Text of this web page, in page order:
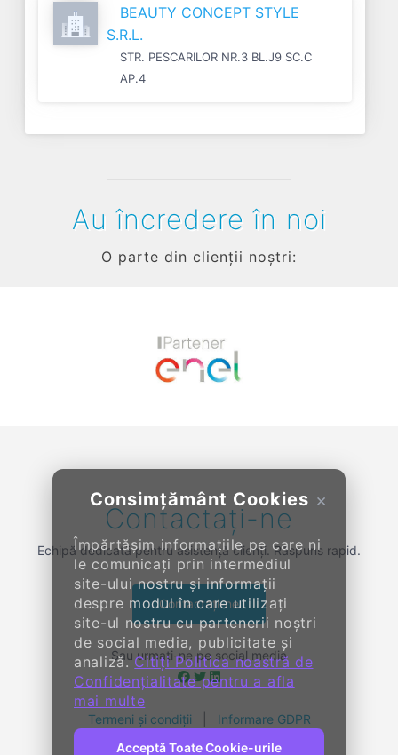
BEAUTY CONCEPT STYLE
S.R.L.
STR. PESCARILOR NR.3 BL.J9 SC.C
AP.4
×
Consimțământ Cookies
Împărtășim informațiile pe care ni
le comunicați prin intermediul
site-ului nostru și informații
despre modul în care utilizați
site-ul nostru cu partenerii noștri
de social media, publicitate și
analiză.Citiți Politica noastră de
Confidențialitate pentru a afla
mai multe
Acceptă Toate Cookie-urile
Au încredere în noi
O parte din clienții noștri:
Contactați-ne
Echipă dedicată pentru asistență clienți. Răspuns rapid.
Contactați-ne
Sau urmați-ne pe social media
Termeni și condiții Informare GDPR